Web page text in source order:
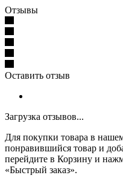
Отзывы
Оставить отзыв
Загрузка отзывов...
Для покупки товара в
понравившийся товар и
перейдите в Корзину и
«Быстрый заказ».